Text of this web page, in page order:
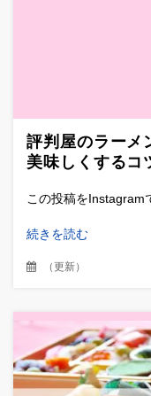
評判屋のラーメ
美味しくするコ
この投稿を
続きを読む
（更新）